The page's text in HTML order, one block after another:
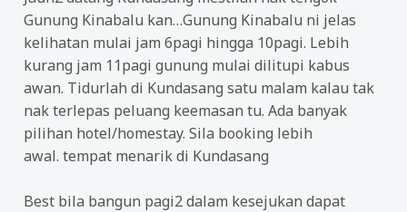
Gunung Kinabalu kan…Gunung Kinabalu ni jelas
kelihatan mulai jam 6pagi hingga 10pagi. Lebih
kurang jam 11pagi gunung mulai dilitupi kabus
awan. Tidurlah di Kundasang satu malam kalau tak
nak terlepas peluang keemasan tu. Ada banyak
pilihan hotel/homestay. Sila booking lebih
awal. tempat menarik di Kundasang
Best bila bangun pagi2 dalam kesejukan dapat